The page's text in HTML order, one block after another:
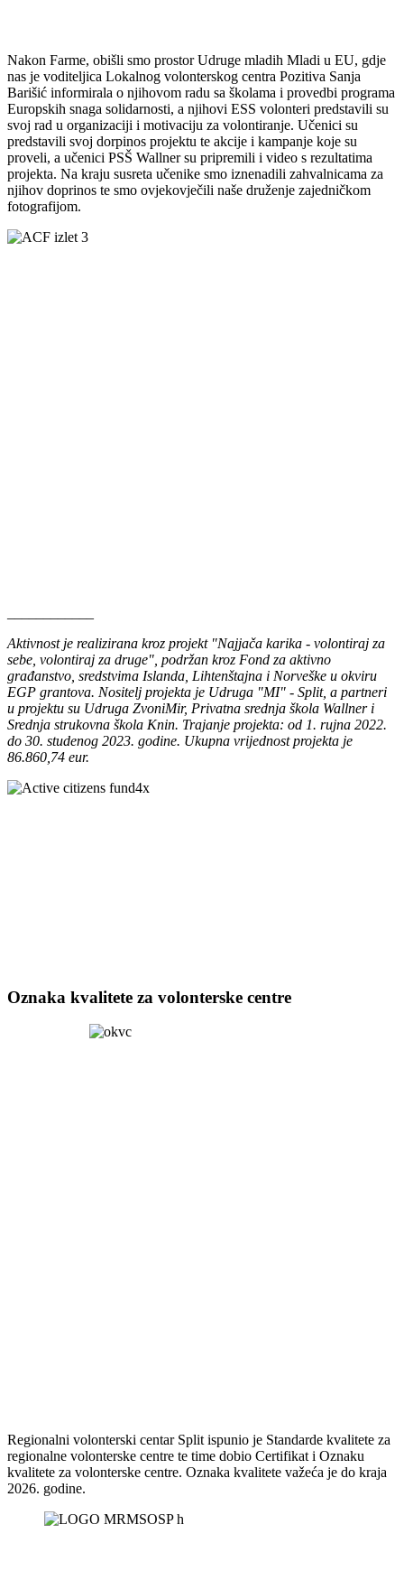
Nakon Farme, obišli smo prostor Udruge mladih Mladi u EU, gdje
nas je voditeljica Lokalnog volonterskog centra Pozitiva Sanja
Barišić informirala o njihovom radu sa školama i provedbi programa
Europskih snaga solidarnosti, a njihovi ESS volonteri predstavili su
svoj rad u organizaciji i motivaciju za volontiranje. Učenici su
predstavili svoj dorpinos projektu te akcije i kampanje koje su
proveli, a učenici PSŠ Wallner su pripremili i video s rezultatima
projekta. Na kraju susreta učenike smo iznenadili zahvalnicama za
njihov doprinos te smo ovjekovječili naše druženje zajedničkom
fotografijom.
Aktivnost je realizirana kroz projekt "Najjača karika - volontiraj za
sebe, volontiraj za druge", podržan kroz Fond za aktivno
građanstvo, sredstvima Islanda, Lihtenštajna i Norveške u okviru
EGP grantova. Nositelj projekta je Udruga "MI" - Split, a partneri
u projektu su Udruga ZvoniMir, Privatna srednja škola Wallner i
Srednja strukovna škola Knin. Trajanje projekta: od 1. rujna 2022.
do 30. studenog 2023. godine. Ukupna vrijednost projekta je
86.860,74 eur.
Oznaka kvalitete za volonterske centre
Regionalni volonterski centar Split ispunio je Standarde kvalitete za
regionalne volonterske centre te time dobio Certifikat i Oznaku
kvalitete za volonterske centre. Oznaka kvalitete važeća je do kraja
2026. godine.